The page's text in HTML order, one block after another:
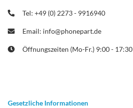
Tel: +49 (0) 2273 - 9916940
Email: info@phonepart.de
Öffnungszeiten (Mo-Fr.) 9:00 - 17:30
Gesetzliche Informationen